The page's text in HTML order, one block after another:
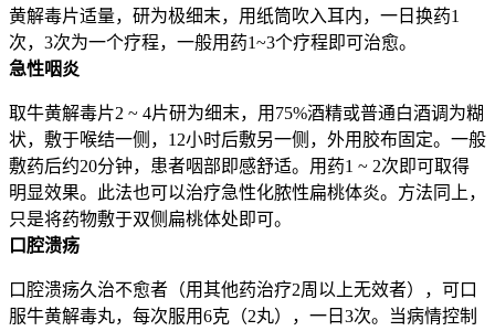
黄解毒片适量，研为极细末，用纸筒吹入耳内，一日换药1
次，3次为一个疗程，一般用药1~3个疗程即可治愈。
急性咽炎
取牛黄解毒片2 ~ 4片研为细末，用75%酒精或普通白酒调为糊
状，敷于喉结一侧，12小时后敷另一侧，外用胶布固定。一般
敷药后约20分钟，患者咽部即感舒适。用药1 ~ 2次即可取得
明显效果。此法也可以治疗急性化脓性扁桃体炎。方法同上，
只是将药物敷于双侧扁桃体处即可。
口腔溃疡
口腔溃疡久治不愈者（用其他药治疗2周以上无效者），可口
服牛黄解毒丸，每次服用6克（2丸），一日3次。当病情控制